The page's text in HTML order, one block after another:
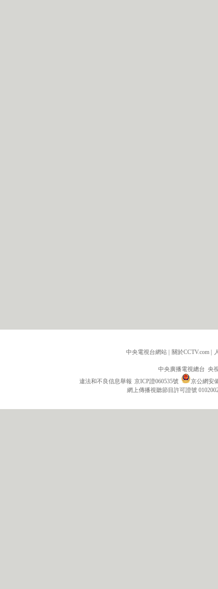
中央電視台網站 | 關於CCTV.com |
中央廣播電視總台 央
違法和不良信息舉報 京ICP證060535號
京公網安
網上傳播視聽節目許可證號